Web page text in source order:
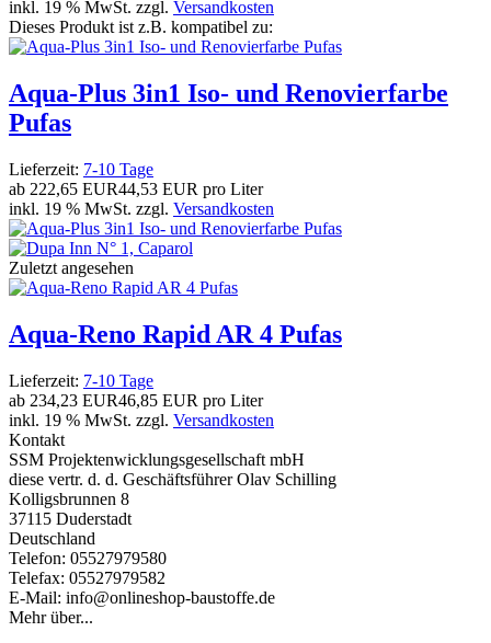
inkl. 19 % MwSt. zzgl. Versandkosten
Dieses Produkt ist z.B. kompatibel zu:
Aqua-Plus 3in1 Iso- und Renovierfarbe
Pufas
Lieferzeit: 7-10 Tage
ab 222,65 EUR44,53 EUR pro Liter
inkl. 19 % MwSt. zzgl. Versandkosten
Zuletzt angesehen
Aqua-Reno Rapid AR 4 Pufas
Lieferzeit: 7-10 Tage
ab 234,23 EUR46,85 EUR pro Liter
inkl. 19 % MwSt. zzgl. Versandkosten
Kontakt
SSM Projektenwicklungsgesellschaft mbH
diese vertr. d. d. Geschäftsführer Olav Schilling
Kolligsbrunnen 8
37115 Duderstadt
Deutschland
Telefon: 05527979580
Telefax: 05527979582
E-Mail: info@onlineshop-baustoffe.de
Mehr über...